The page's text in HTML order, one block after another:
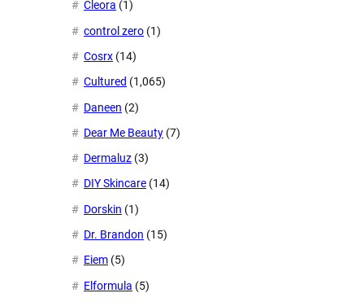
Cleora (1)
control zero (1)
Cosrx (14)
Cultured (1,065)
Daneen (2)
Dear Me Beauty (7)
Dermaluz (3)
DIY Skincare (14)
Dorskin (1)
Dr. Brandon (15)
Eiem (5)
Elformula (5)